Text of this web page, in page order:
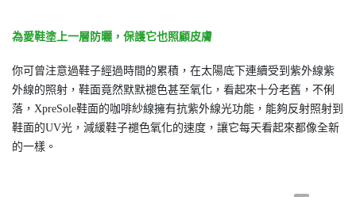
為愛鞋塗上一層防曬，保護它也照顧皮膚
你可曾注意過鞋子經過時間的累積，在太陽底下連續受到紫外線紫
外線的照射，鞋面竟然默默褪色甚至氧化，看起來十分老舊，不俐
落，XpreSole鞋面的咖啡紗線擁有抗紫外線光功能，能夠反射照射到
鞋面的UV光，減緩鞋子褪色氧化的速度，讓它每天看起來都像全新
的一樣。